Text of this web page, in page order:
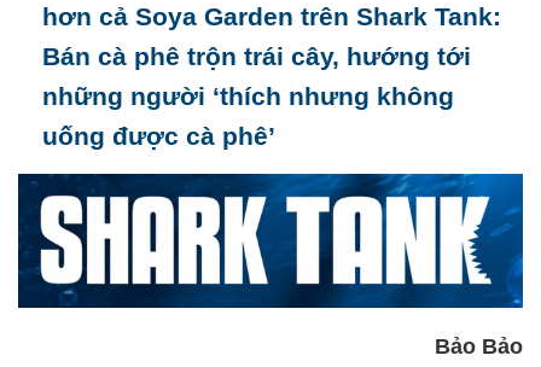
hơn cả Soya Garden trên Shark Tank:
Bán cà phê trộn trái cây, hướng tới
những người ‘thích nhưng không
uống được cà phê’
Bảo Bảo